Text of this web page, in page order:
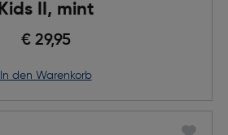
Kids II, mint
€ 29,95
in den Warenkorb